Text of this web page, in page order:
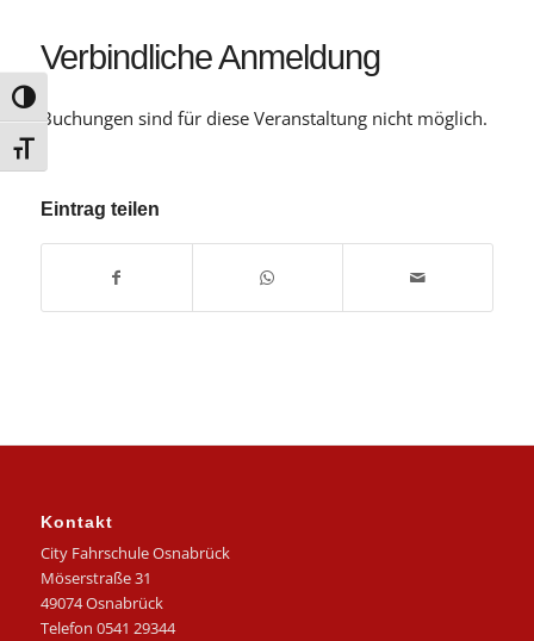
Umschalten auf hohe Kontraste
Schrift vergrößern
Verbindliche Anmeldung
Buchungen sind für diese Veranstaltung nicht möglich.
Eintrag teilen
Kontakt
City Fahrschule Osnabrück
Möserstraße 31
49074 Osnabrück
Telefon 0541 29344